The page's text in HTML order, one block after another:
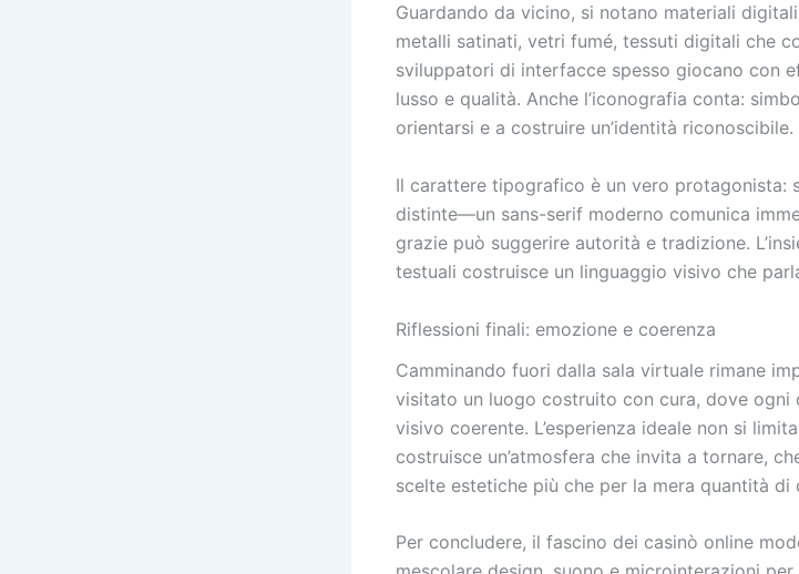
Guardando da vicino, si notano materiali
metalli satinati, vetri fumé, tessuti digitali che
sviluppatori di interfacce spesso giocano con
lusso e qualità. Anche l’iconografia conta:
orientarsi e a costruire un’identità riconoscibile.
Il carattere tipografico è un vero protagonista:
distinte—un sans-serif moderno comunica
grazie può suggerire autorità e tradizione.
testuali costruisce un linguaggio visivo che
Riflessioni finali: emozione e coerenza
Camminando fuori dalla sala virtuale rimane
visitato un luogo costruito con cura, dove
visivo coerente. L’esperienza ideale non si
costruisce un’atmosfera che invita a tornare,
scelte estetiche più che per la mera quantità di
Per concludere, il fascino dei casinò online